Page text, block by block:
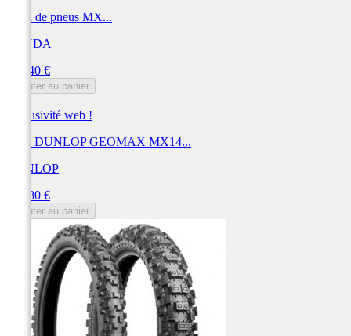
Train de pneus MX...
KENDA
173,40 €
Ajouter au panier
Exclusivité web !
Pneu DUNLOP GEOMAX MX14...
DUNLOP
172,80 €
Ajouter au panier